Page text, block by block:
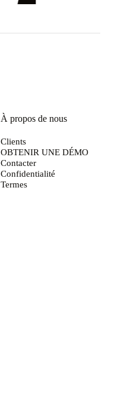
À propos de nous
Clients
OBTENIR UNE DÉMO
Contacter
Confidentialité
Termes